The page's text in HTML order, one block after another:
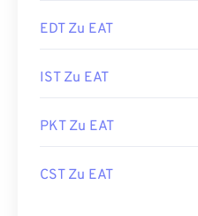
EDT Zu EAT
IST Zu EAT
PKT Zu EAT
CST Zu EAT